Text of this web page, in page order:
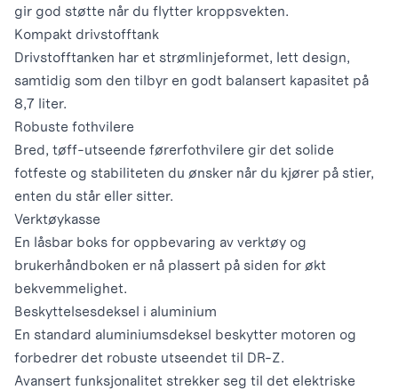
gir god støtte når du flytter kroppsvekten.
Kompakt drivstofftank
Drivstofftanken har et strømlinjeformet, lett design,
samtidig som den tilbyr en godt balansert kapasitet på
8,7 liter.
Robuste fothvilere
Bred, tøff-utseende førerfothvilere gir det solide
fotfeste og stabiliteten du ønsker når du kjører på stier,
enten du står eller sitter.
Verktøykasse
En låsbar boks for oppbevaring av verktøy og
brukerhåndboken er nå plassert på siden for økt
bekvemmelighet.
Beskyttelsesdeksel i aluminium
En standard aluminiumsdeksel beskytter motoren og
forbedrer det robuste utseendet til DR-Z.
Avansert funksjonalitet strekker seg til det elektriske